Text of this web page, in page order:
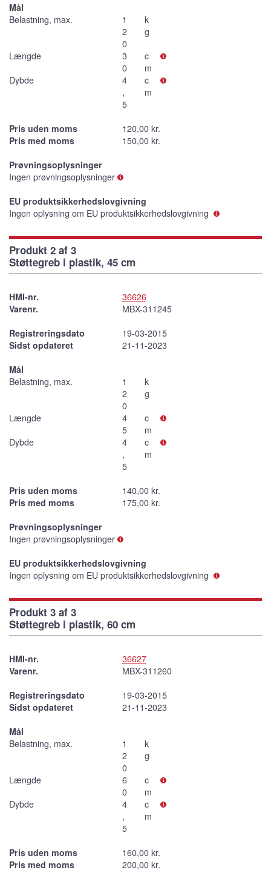
Mål
Belastning, max.
1
2
0
k
g
Længde
3
0
c
m
Dybde
4
,
5
c
m
Pris uden moms
120,00 kr.
Pris med moms
150,00 kr.
Prøvningsoplysninger
Ingen prøvningsoplysninger
EU produktsikkerhedslovgivning
Ingen oplysning om EU produktsikkerhedslovgivning
Produkt 2 af 3
Støttegreb i plastik, 45 cm
HMI-nr.
36626
Varenr.
MBX-311245
Registreringsdato
19-03-2015
Sidst opdateret
21-11-2023
Mål
Belastning, max.
1
2
0
k
g
Længde
4
5
c
m
Dybde
4
,
5
c
m
Pris uden moms
140,00 kr.
Pris med moms
175,00 kr.
Prøvningsoplysninger
Ingen prøvningsoplysninger
EU produktsikkerhedslovgivning
Ingen oplysning om EU produktsikkerhedslovgivning
Produkt 3 af 3
Støttegreb i plastik, 60 cm
HMI-nr.
36627
Varenr.
MBX-311260
Registreringsdato
19-03-2015
Sidst opdateret
21-11-2023
Mål
Belastning, max.
1
2
0
k
g
Længde
6
0
c
m
Dybde
4
,
5
c
m
Pris uden moms
160,00 kr.
Pris med moms
200,00 kr.